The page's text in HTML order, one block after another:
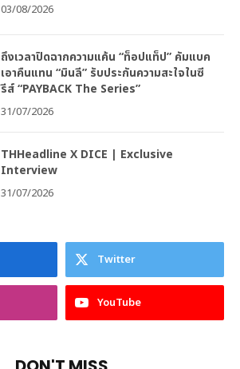
03/08/2026
ถึงเวลาปิดฉากความแค้น “ท็อปแท็ป” คัมแบค
เอาคืนแทน “มินลี” รับประกันความสะใจในซี
รีส์ “PAYBACK The Series”
31/07/2026
THHeadline X DICE | Exclusive
Interview
31/07/2026
Twitter
YouTube